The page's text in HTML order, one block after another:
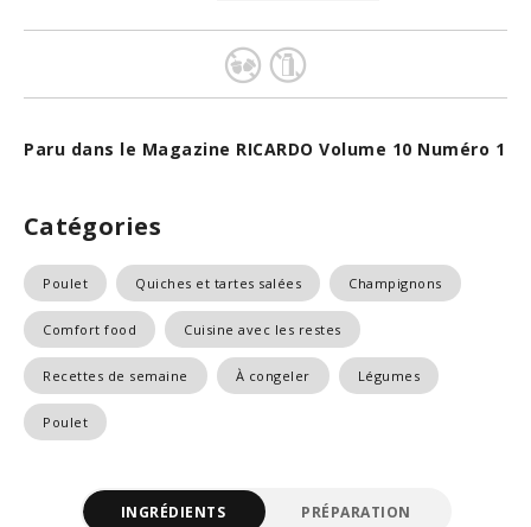
Paru dans le Magazine RICARDO Volume 10 Numéro 1
Catégories
Poulet Quiches et tartes salées Champignons
Comfort food Cuisine avec les restes
Recettes de semaine À congeler Légumes
Poulet
INGRÉDIENTS PRÉPARATION